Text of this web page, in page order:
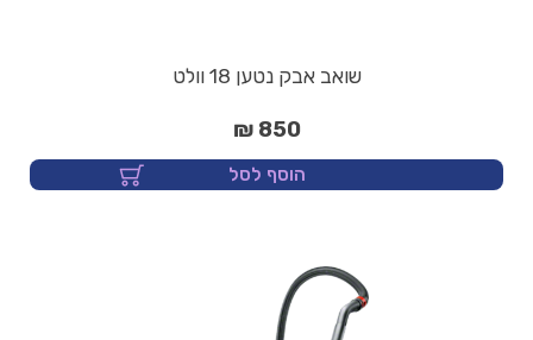
שואב אבק נטען 18 וולט
850 ₪
הוסף לסל